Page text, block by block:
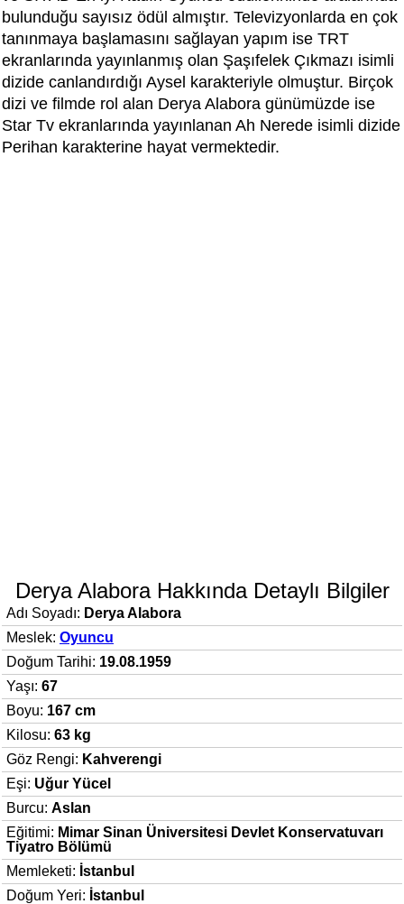
bulunduğu sayısız ödül almıştır. Televizyonlarda en çok
tanınmaya başlamasını sağlayan yapım ise TRT
ekranlarında yayınlanmış olan Şaşıfelek Çıkmazı isimli
dizide canlandırdığı Aysel karakteriyle olmuştur. Birçok
dizi ve filmde rol alan Derya Alabora günümüzde ise
Star Tv ekranlarında yayınlanan Ah Nerede isimli dizide
Perihan karakterine hayat vermektedir.
Derya Alabora Hakkında Detaylı Bilgiler
Adı Soyadı: Derya Alabora
Meslek: Oyuncu
Doğum Tarihi: 19.08.1959
Yaşı: 67
Boyu: 167 cm
Kilosu: 63 kg
Göz Rengi: Kahverengi
Eşi: Uğur Yücel
Burcu: Aslan
Eğitimi: Mimar Sinan Üniversitesi Devlet Konservatuvarı
Tiyatro Bölümü
Memleketi: İstanbul
Doğum Yeri: İstanbul